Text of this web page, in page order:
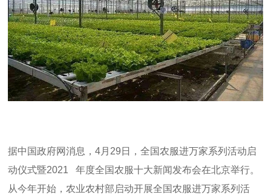
据中国政府网消息， 4月 29 日，全国农服进万家系列活动启
动仪式暨2021
年度全国农服十大新闻发布会在北京举行。
从今年开始，农业农村部启动开展全国农服进万家系列活